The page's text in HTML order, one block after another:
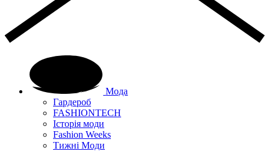
Мода
Гардероб
FASHIONTECH
Історія моди
Fashion Weeks
Тижні Моди